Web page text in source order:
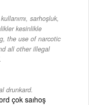
sarhoşluk,
kesinlikle
the use of narcotic
all other illegal
drunkard.
çok saıhoş